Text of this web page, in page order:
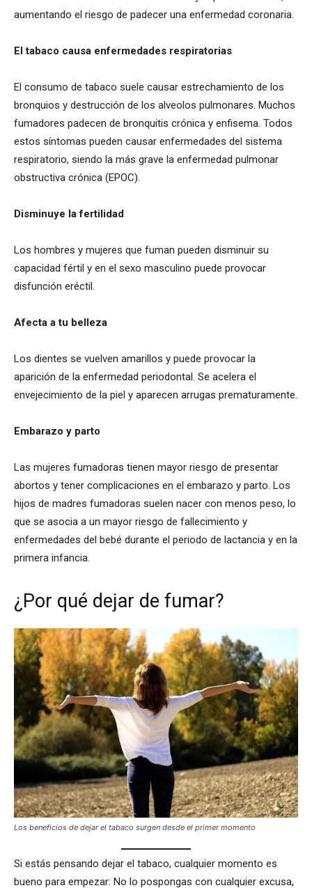
aumentando el riesgo de padecer una enfermedad coronaria.
El tabaco causa enfermedades respiratorias
El consumo de tabaco suele causar estrechamiento de los
bronquios y destrucción de los alveolos pulmonares. Muchos
fumadores padecen de bronquitis crónica y enfisema. Todos
estos síntomas pueden causar enfermedades del sistema
respiratorio, siendo la más grave la enfermedad pulmonar
obstructiva crónica (EPOC).
Disminuye la fertilidad
Los hombres y mujeres que fuman pueden disminuir su
capacidad fértil y en el sexo masculino puede provocar
disfunción eréctil.
Afecta a tu belleza
Los dientes se vuelven amarillos y puede provocar la
aparición de la enfermedad periodontal. Se acelera el
envejecimiento de la piel y aparecen arrugas prematuramente.
Embarazo y parto
Las mujeres fumadoras tienen mayor riesgo de presentar
abortos y tener complicaciones en el embarazo y parto. Los
hijos de madres fumadoras suelen nacer con menos peso, lo
que se asocia a un mayor riesgo de fallecimiento y
enfermedades del bebé durante el periodo de lactancia y en la
primera infancia.
¿Por qué dejar de fumar?
Los beneficios de dejar el tabaco surgen desde el primer momento
Si estás pensando dejar el tabaco, cualquier momento es
bueno para empezar: No lo pospongas con cualquier excusa,